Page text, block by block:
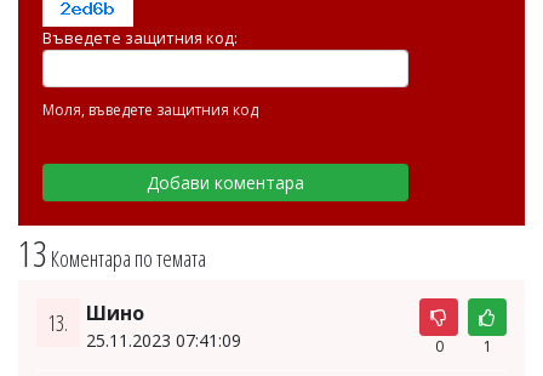
13 Коментара по темата
13. Шино
25.11.2023 07:41:09 0 1
Въведете защитния код:
Моля, въведете защитния код